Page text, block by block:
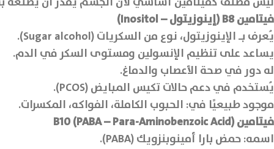
فيتامين B8 (إينوزيتول – Inositol)
يُعرف بـ الإينوزيتول، نوع من السكريات (Sugar alcohol).
يساعد على تنظيم الإنسولين ومستوى السكر في الدم.
له دور في صحة الأعصاب والدماغ.
يُستخدم في دعم حالات تكيس المبايض (PCOS).
موجود طبيعيًا في: الحبوب الكاملة، الفواكه، المكسرات.
فيتامين B10 (PABA – Para-Aminobenzoic Acid)
اسمه: حمض بارا أمينوبنزويك (PABA).